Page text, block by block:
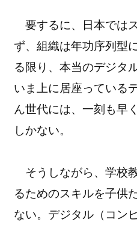
要するに、日本では
ず、組織は年功序列型
る限り、本当のデジタ
いま上に居座っている
ん世代には、一刻も早
しかない。
そうしながら、学校
るためのスキルを子供
ない。デジタル（コン